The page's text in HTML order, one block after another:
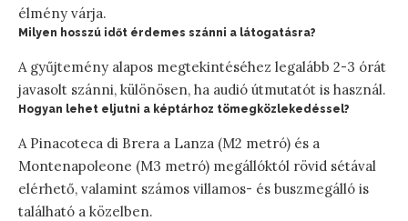
élmény várja.
Milyen hosszú időt érdemes szánni a látogatásra?
A gyűjtemény alapos megtekintéséhez legalább 2-3 órát
javasolt szánni, különösen, ha audió útmutatót is használ.
Hogyan lehet eljutni a képtárhoz tömegközlekedéssel?
A Pinacoteca di Brera a Lanza (M2 metró) és a
Montenapoleone (M3 metró) megállóktól rövid sétával
elérhető, valamint számos villamos- és buszmegálló is
található a közelben.